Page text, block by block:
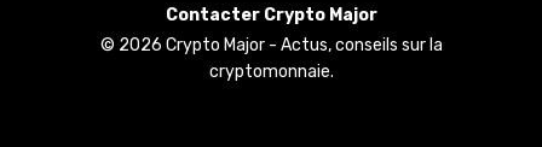
Contacter Crypto Major
© 2026 Crypto Major - Actus, conseils sur la
cryptomonnaie.